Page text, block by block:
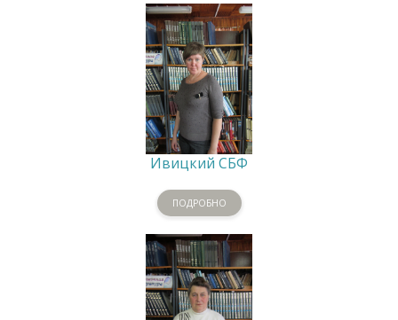
Ивицкий СБФ
ПОДРОБНО